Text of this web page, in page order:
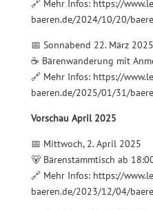
🔗 Mehr Infos: https://
baeren.de/2024/10/20/
📅 Sonnabend 22. März 2025
☕ Bärenwanderung mit
🔗 Mehr Infos: https://
baeren.de/2025/01/31/
Vorschau April 2025
📅 Mittwoch, 2. April 2025
🐻 Bärenstammtisch ab
🔗 Mehr Infos: https://
baeren.de/2023/12/04/